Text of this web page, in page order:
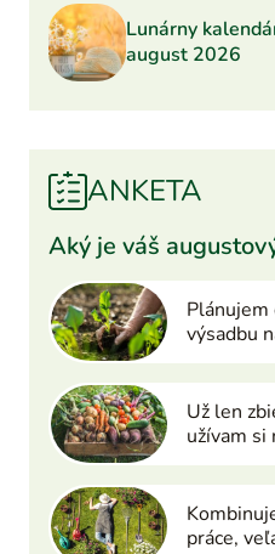
Lunárny
august 2026
ANKETA
Aký je váš
Plánujem
výsadbu
Už len
užívam
práce,